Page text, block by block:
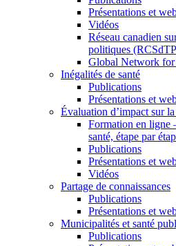
Présentations et
Vidéos
Réseau canadien
politiques
Global Network
Inégalités de santé
Publications
Présentations et
Évaluation d’impact sur la
Formation en ligne
santé, étape par
Publications
Présentations et
Vidéos
Partage de connaissances
Publications
Présentations et
Municipalités et santé
Publications